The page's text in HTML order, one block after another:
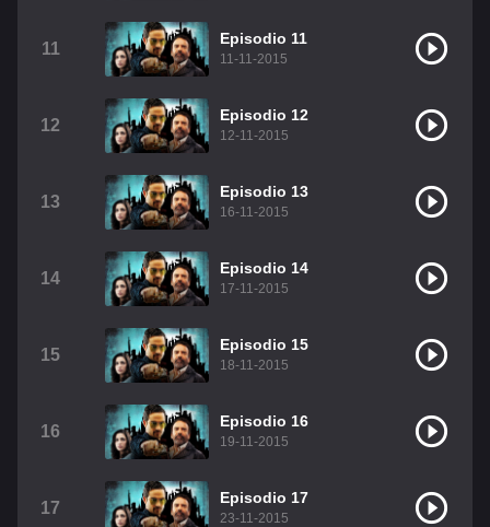
11
Episodio 11
11-11-2015
12
Episodio 12
12-11-2015
13
Episodio 13
16-11-2015
14
Episodio 14
17-11-2015
15
Episodio 15
18-11-2015
16
Episodio 16
19-11-2015
17
Episodio 17
23-11-2015